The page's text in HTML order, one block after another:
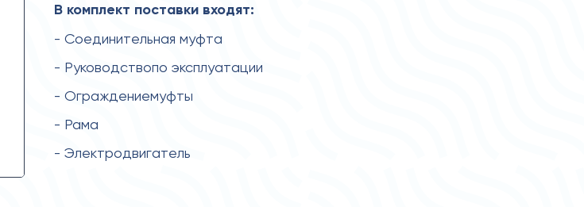
В комплект поставки входят:
- Соединительная муфта
- Руководствопо эксплуатации
- Ограждениемуфты
- Рама
- Электродвигатель